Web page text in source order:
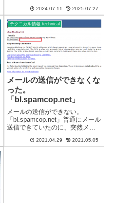
されます。表示されるフォルダ
ー・ファイルも全く同じです。
同じ OneDrive個人用 が2つ表
示...
2024.07.11 2025.07.27
テクニカル情報 technical
メールの送信ができなくな
った。
「bl.spamcop.net」
メールの送信ができない。
「bl.spamcop.net」普通にメール
送信できていたのに、突然メー
きなくなることがあります。原
2021.04.29 2021.05.05